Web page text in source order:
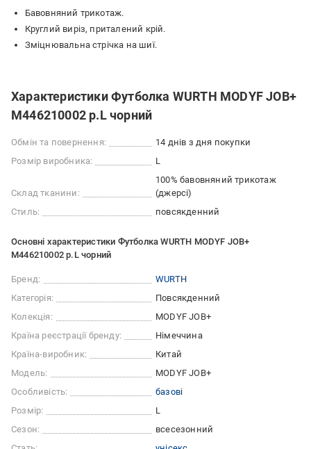
Бавовняний трикотаж.
Круглий виріз, приталений крій.
Зміцнювальна стрічка на шиї.
Характеристики Футболка WURTH MODYF JOB+
M446210002 р.L чорний
Обмін та повернення:
14 днів з дня покупки
Розмір виробника:
L
Склад тканини:
100% бавовняний трикотаж
(джерсі)
Стиль:
повсякденний
Основні характеристики Футболка WURTH MODYF JOB+
M446210002 р.L чорний
Бренд:
WURTH
Категорія:
Повсякденний
Колекція:
MODYF JOB+
Країна реєстрації бренду:
Німеччина
Країна-виробник:
Китай
Модель:
MODYF JOB+
Особливість:
базові
Розмір:
L
Сезон:
всесезонний